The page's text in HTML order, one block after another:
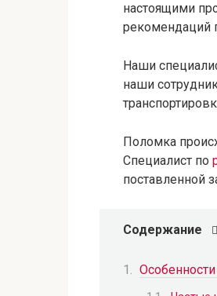
настоящими
рекомендаций
Наши
наши
Поломка
Специалист по
поставленной
Содержание